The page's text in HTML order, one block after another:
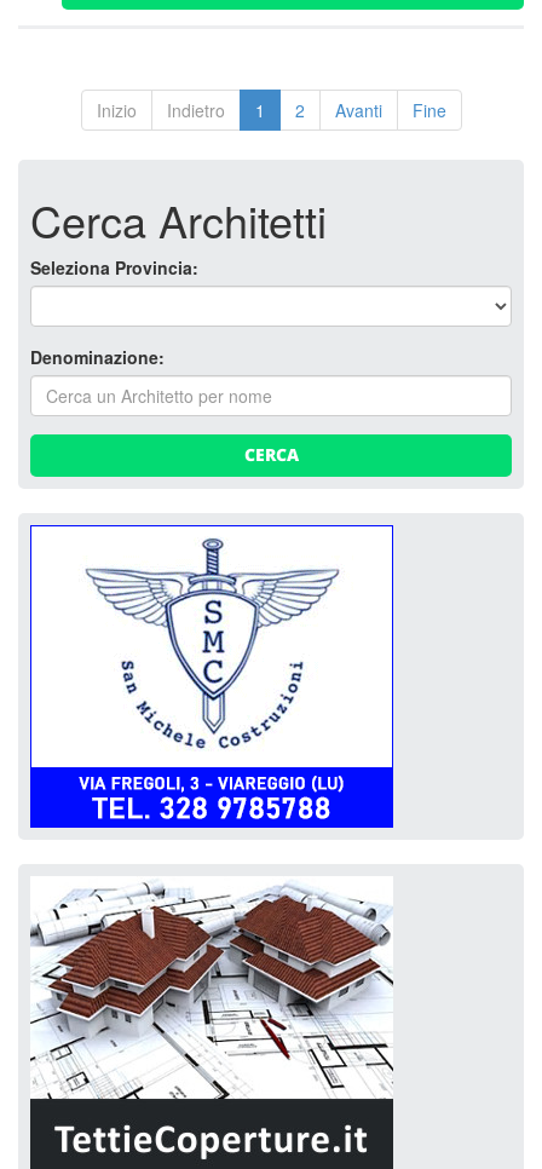
Inizio Indietro 1 2 Avanti Fine
Cerca Architetti
Seleziona Provincia:
Denominazione:
CERCA